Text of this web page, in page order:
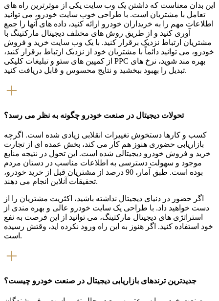
این بدان معناست که داشتن یک وب سایت یکی از موثرترین راه های
تعامل با مشتریان است. با طراحی خوب سایت خودرو، می توانید
اطلاعات مهم را به خریداران خودرو ارائه کنید، داده های آنها را جمع
آوری کنید و از طریق روش های مختلف دیجیتال مارکتینگ با
مشتریان ارتباط نزدیک برقرار کنید. با یک وب سایت خرید و فروش
خودرو، می توانید دائماً با مشتریان خود از نزدیک ارتباط برقرار کنید،
از کمپین های سئو و تبلیغات کلیکی PPC بهره مند شوید، نرخ های
تبدیل را بهبود ببخشید و نتایج محسوس و قابل دریافت کنید.
تحولات دیجیتال در صنعت خودرو چگونه به نظر می رسد؟
کسب و کارها دستخوش تغییرات انقلابی زیادی شده است. اگرچه
بازاریابی حضوری هنوز هم کار می کند، بخش عمده ای از تجارت
خرید و فروش خودرو دیجیتالی شده است. این تحول در نتیجه منابع
موجود و سهولت دسترسی به اطلاعات مناسب در دستان مردم
بوده است. طبق آمار، 90 درصد از مشتریان قبل از خرید خودرو،
تحقیقات آنلاین انجام می دهند.
اگر حضور در دنیای دیجیتال نداشته باشید، اکثریت مشتریان را از
دست خواهید داد. با طراحی یک سایت خودرو عالی و بهره مندی از
استراتژی های دیجیتال مارکتینگ، می توانید از این فرصت به نفع
خود استفاده کنید. اگر هنوز به این راه ورود نکرده اید، وقتش رسیده
است.
جدیدترین ترندهای بازاریابی دیجیتال در صنعت خودرو چیست؟